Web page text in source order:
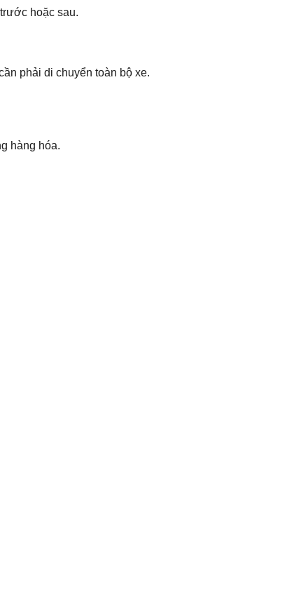
hoặc sau.
phải di chuyển toàn bộ xe.
hàng hóa.